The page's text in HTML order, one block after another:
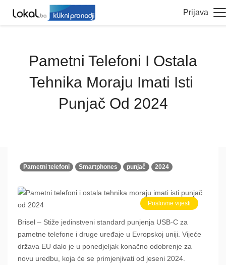
Prijava
Pametni Telefoni I Ostala
Tehnika Moraju Imati Isti ​​
Punjač Od 2024
Pametni telefoni Smartphones punjač 2024
Poslovne vijesti
Brisel – Stiže jedinstveni standard punjenja USB-C za
pametne telefone i druge uređaje u Evropskoj uniji. Vijeće
država EU dalo je u ponedjeljak konačno odobrenje za
novu uredbu, koja će se primjenjivati ​​od jeseni 2024.